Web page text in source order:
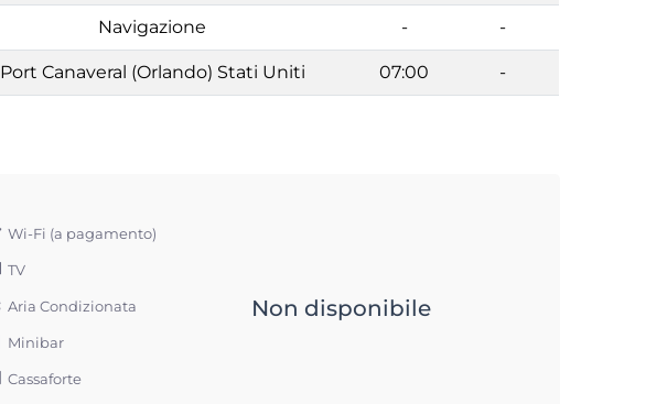
Navigazione - -
Port Canaveral (Orlando) Stati Uniti 07:00 -
Wi-Fi (a pagamento)
TV
Aria Condizionata
Minibar
Cassaforte
Non disponibile